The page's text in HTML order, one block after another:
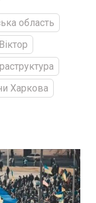
область
Харкова